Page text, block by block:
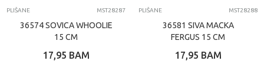
PLIŠANE MST28287
36574 SOVICA WHOOLIE
15 CM
17,95 BAM
PLIŠANE MST28288
36581 SIVA MACKA
FERGUS 15 CM
17,95 BAM